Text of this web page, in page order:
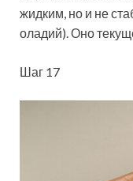
жидким, но и не
оладий). Оно
Шаг 17